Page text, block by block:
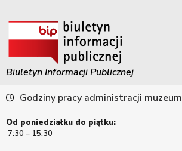
Biuletyn Informacji Publicznej
Godziny pracy administracji muzeum
Od poniedziałku do piątku:
7:30 – 15:30